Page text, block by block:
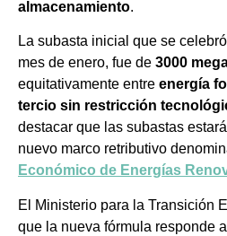
almacenamiento.
La subasta inicial que se
mes de enero, fue de 3000
equitativamente entre energía
tercio sin restricción
destacar que las subastas
nuevo marco retributivo
Económico de Energías
El Ministerio para la Transición
que la nueva fórmula responde